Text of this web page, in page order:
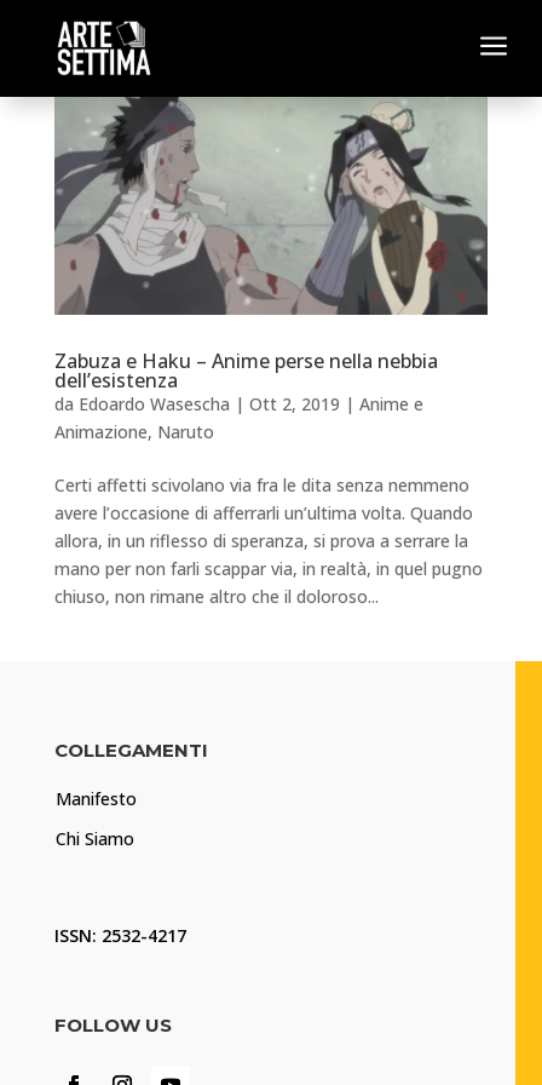
a
Zabuza e Haku – Anime perse nella nebbia
dell’esistenza
da Edoardo Wasescha | Ott 2, 2019 | Anime e
Animazione, Naruto
Certi affetti scivolano via fra le dita senza nemmeno
avere l’occasione di afferrarli un’ultima volta. Quando
allora, in un riflesso di speranza, si prova a serrare la
mano per non farli scappar via, in realtà, in quel pugno
chiuso, non rimane altro che il doloroso...
COLLEGAMENTI
Manifesto
Chi Siamo
ISSN: 2532-4217
FOLLOW US